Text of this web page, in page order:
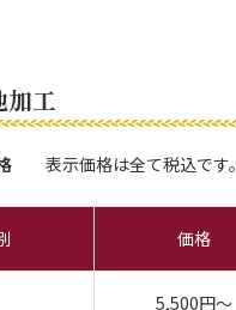
加工
表示価格は全て税込です。
価格
5,500円～